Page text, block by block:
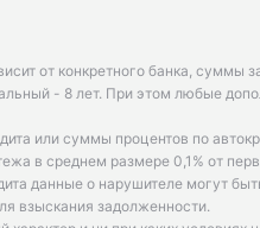
от конкретного банка, суммы
- 8 лет. При этом любые
или суммы процентов по
в среднем размере 0,1% от
данные о нарушителе могут
взыскания задолженности.